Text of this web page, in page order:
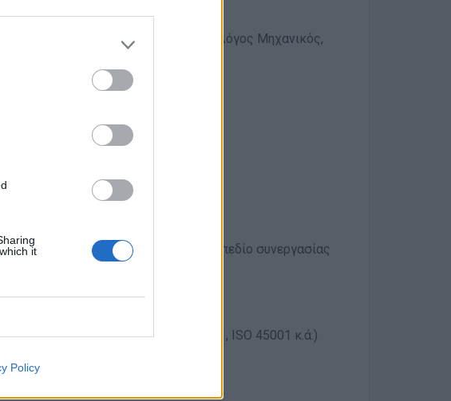
it
Policy
Πολιτικός Μηχανικός, Μηχανολόγος Μηχανικός,
Χημικός
(για άνδρες υποψηφίους)
παροχής υπηρεσιών
μπορεί να οδηγήσει σε διευρυμένο πεδίο συνεργασίας
έργα της εταιρείας:
Πιστοποιήσεων (ISO 9001, ISO 14001, ISO 45001 κ.ά.)